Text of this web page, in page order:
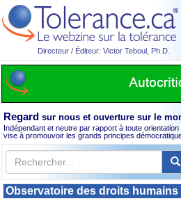
Directeur / Éditeur: Victor Teboul, Ph.D.
Regard sur nous et ouverture sur le
Indépendant et neutre par rapport à toute
vise à promouvoir les grands principes
Observatoire des droits humains